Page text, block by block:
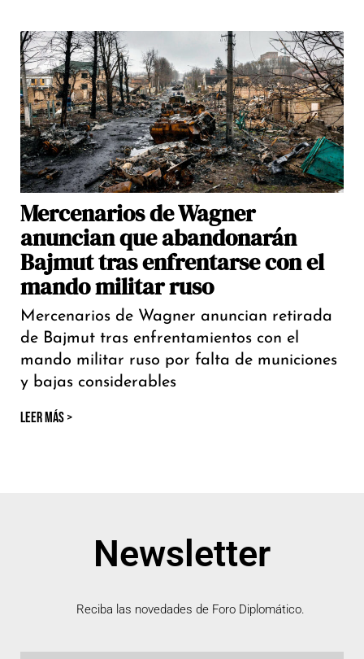
Mercenarios de Wagner
anuncian que abandonarán
Bajmut tras enfrentarse con el
mando militar ruso
Mercenarios de Wagner anuncian retirada
de Bajmut tras enfrentamientos con el
mando militar ruso por falta de municiones
y bajas considerables
LEER MÁS >
Newsletter
Reciba las novedades de Foro Diplomático.